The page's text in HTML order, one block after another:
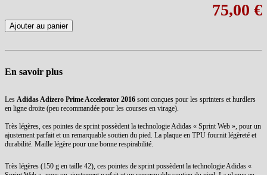
75,00 €
Ajouter au panier
En savoir plus
Les Adidas Adizero Prime Accelerator 2016 sont conçues pour les sprinters et hurdlers
en ligne droite (peu recommandée pour les courses en virage).
Très légères, ces pointes de sprint possèdent la technologie Adidas « Sprint Web », pour un
ajustement parfait et un remarquable soutien du pied. La plaque en TPU fournit légèreté et
durabilité. Maille légère pour une bonne respirabilité.
Très légères (150 g en taille 42), ces pointes de sprint possèdent la technologie Adidas «